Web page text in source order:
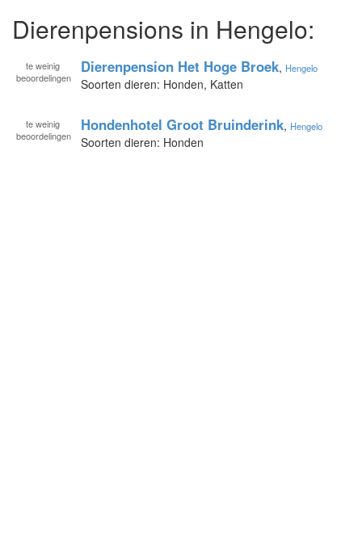
Dierenpensions in Hengelo:
te weinig
beoordelingen
Dierenpension Het Hoge Broek, Hengelo
Soorten dieren: Honden, Katten
te weinig
beoordelingen
Hondenhotel Groot Bruinderink, Hengelo
Soorten dieren: Honden